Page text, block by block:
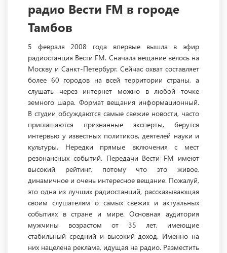
радио Вести FM в городе
Тамбов
5 февраля 2008 года впервые вышла в эфир
радиостанция Вести FM. Сначала вещание велось на
Москву и Санкт-Петербург. Сейчас охват составляет
более 60 городов на всей территории страны, а
слушать через интернет можно в любой точке
земного шара. Формат вещания информационный.
В студии обсуждаются самые свежие новости, часто
приглашаются признанные эксперты, берутся
интервью у известных политиков, деятелей науки и
культуры. Нередки прямые включения с мест
резонансных событий. Передачи Вести FM имеют
высокий рейтинг, потому что это живое,
динамичное и очень интересное вещание. Пожалуй,
это одна из лучших радиостанций, рассказывающая
своим слушателям о самых свежих и актуальных
событиях в стране и мире. Основная аудитория
мужчины возрастом от 35 лет, имеющие
стабильный средний и высокий доход. Именно на
них нацелена реклама, идущая на радио. Разместить